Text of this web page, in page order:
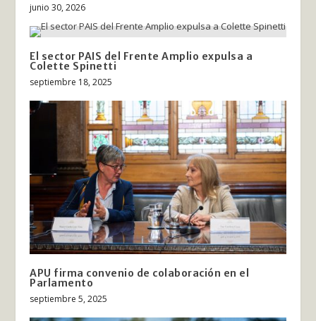
junio 30, 2026
El sector PAIS del Frente Amplio expulsa a
Colette Spinetti
septiembre 18, 2025
APU firma convenio de colaboración en el
Parlamento
septiembre 5, 2025